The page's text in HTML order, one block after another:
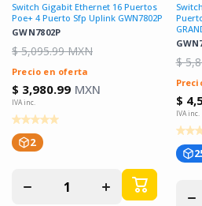
GWN7802P
Switch Gigabit Ethernet 16 Puertos
Poe+ 4 Puerto Sfp Uplink GWN7802P
$ 5,095.99 MXN
Precio en oferta
$ 3,980.99 MXN
2
cantidad
Aumentar
cantidad
para
$
$